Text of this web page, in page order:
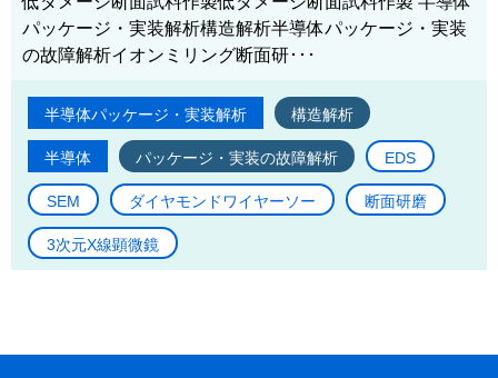
パッケージ・実装解析構造解析半導体パッケージ・実装
の故障解析イオンミリング断面研･･･
半導体パッケージ・実装解析 構造解析
半導体 パッケージ・実装の故障解析 EDS
SEM ダイヤモンドワイヤーソー 断面研磨
3次元X線顕微鏡